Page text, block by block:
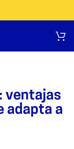
ventajas
adapta a